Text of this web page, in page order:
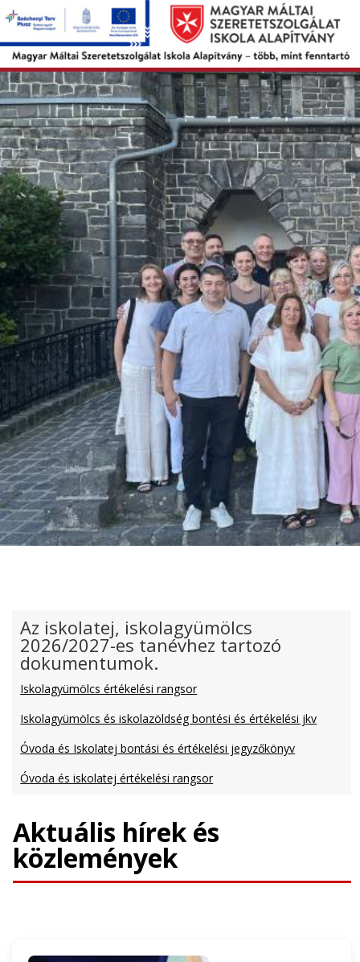
Az iskolatej, iskolagyümölcs
2026/2027-es tanévhez tartozó
dokumentumok.
Iskolagyümölcs értékelési rangsor
Iskolagyümölcs és iskolazöldség bontési és értékelési jkv
Óvoda és Iskolatej bontási és értékelési jegyzőkönyv
Óvoda és iskolatej értékelési rangsor
Aktuális hírek és
közlemények